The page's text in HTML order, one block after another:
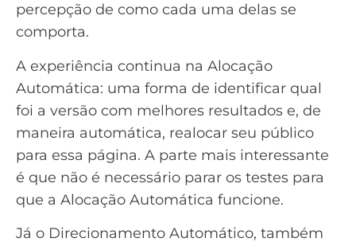
percepção de como cada uma delas se
comporta.
A experiência continua na Alocação
Automática: uma forma de identificar qual
foi a versão com melhores resultados e, de
maneira automática, realocar seu público
para essa página. A parte mais interessante
é que não é necessário parar os testes para
que a Alocação Automática funcione.
Já o Direcionamento Automático, também